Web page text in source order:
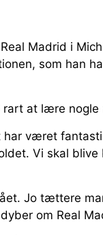
Madrid i
som han
rart at lære nogle
har været
Vi skal blive
Jo tættere
om Real